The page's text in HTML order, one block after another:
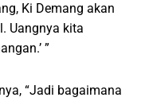
Ki Demang akan
Uangnya kita
”
“Jadi bagaimana